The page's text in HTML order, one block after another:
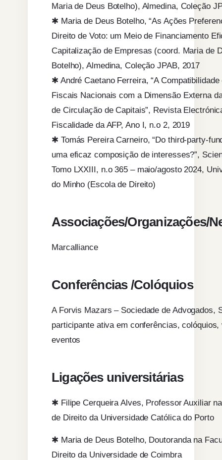
Maria de Deus Botelho), Almedina, Coleção
✱ Maria de Deus Botelho, “As Ações
Direito de Voto: um Meio de Financiamento
Capitalização de Empresas (coord. Maria de
Botelho), Almedina, Coleção JPAB, 2017
✱ André Caetano Ferreira, “A
Fiscais Nacionais com a Dimensão Externa
de Circulação de Capitais”, Revista
Fiscalidade da AFP, Ano I, n.o 2, 2019
✱ Tomás Pereira Carneiro, “Do third-party-
uma eficaz composição de interesses?”,
Tomo LXXIII, n.o 365 – maio/agosto 2024,
do Minho (Escola de Direito)
Associações/Organizações/
Marcalliance
Conferências /Colóquios
A Forvis Mazars – Sociedade de Advogados,
participante ativa em conferências, colóquios,
eventos
Ligações universitárias
✱ Filipe Cerqueira Alves, Professor Auxiliar
de Direito da Universidade Católica do Porto
✱ Maria de Deus Botelho, Doutoranda na
Direito da Universidade de Coimbra